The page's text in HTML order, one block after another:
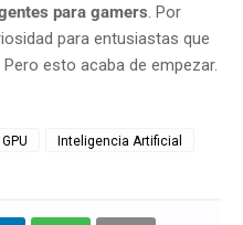
para gamers. Por
para entusiastas que
esto acaba de empezar.
GPU
Inteligencia Artificial